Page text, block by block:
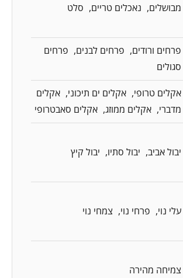
מבושלים נאכלים טריים סלט
פרחים ורודים פרחים לבנים
פרחים
סגולים
אקלים טרופי אקלים ים תיכוני
אקלים
מדברי
אקלים ממוזג אקלים סאבטרופי
יבול אביב יבול סתיו יבול קיץ
עלי נוי פרחי נוי צמחי נוי
צמיחה מהירה